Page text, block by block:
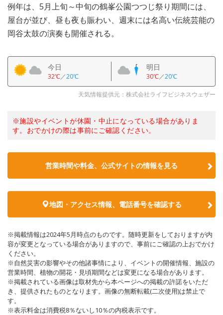
例年は、5月上旬～中旬の鶴峯公園つつじ祭り期間には、
屋台が並び、昼も夜も賑わい、週末には名高い伝統芸能の
岡谷太鼓の演奏も開催される。
今日
32℃／20℃
明日
30℃／20℃
天気情報提供元：株式会社ライフビジネスウェザー
※施設やイベントが休園・中止になっている場合がありま
す。おでかけの際は事前にご確認ください。
営業時間や料金、公式サイトの情報を見る
地図・アクセス情報、電話番号を確認する
※掲載情報は2024年5月時点のものです。随時更新をしておりますが内
容が変更となっている場合がありますので、事前にご確認の上おでかけ
ください。
※自然災害の影響やその他諸事情により、イベントの開催情報、施設の
営業時間、植物の開花・見頃期間などは変更になる場合があります。
※掲載されている画像は取材先から本ページへの掲載の許諾をいただ
き、提供されたものとなります。画像の無断転載(二次使用)は禁止で
す。
※表示料金は消費税8％ないし10％の内税表示です。